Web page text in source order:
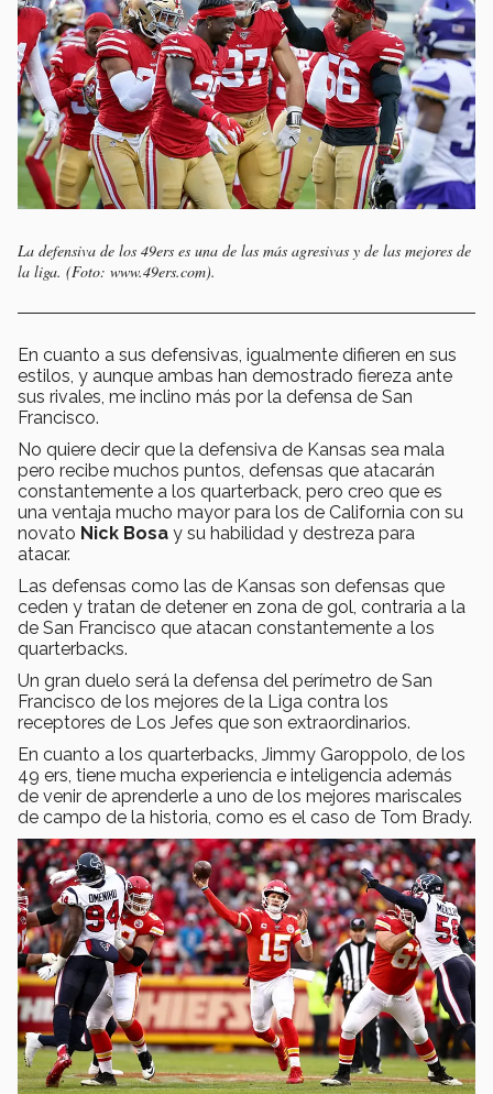
La defensiva de los 49ers es una de las más agresivas y de las mejores de
la liga. (Foto: www.49ers.com).
En cuanto a sus defensivas, igualmente difieren en sus
estilos, y aunque ambas han demostrado fiereza ante
sus rivales, me inclino más por la defensa de San
Francisco.
No quiere decir que la defensiva de Kansas sea mala
pero recibe muchos puntos, defensas que atacarán
constantemente a los quarterback, pero creo que es
una ventaja mucho mayor para los de California con su
novato Nick Bosa y su habilidad y destreza para
atacar.
Las defensas como las de Kansas son defensas que
ceden y tratan de detener en zona de gol, contraria a la
de San Francisco que atacan constantemente a los
quarterbacks.
Un gran duelo será la defensa del perímetro de San
Francisco de los mejores de la Liga contra los
receptores de Los Jefes que son extraordinarios.
En cuanto a los quarterbacks, Jimmy Garoppolo, de los
49 ers, tiene mucha experiencia e inteligencia además
de venir de aprenderle a uno de los mejores mariscales
de campo de la historia, como es el caso de Tom Brady.